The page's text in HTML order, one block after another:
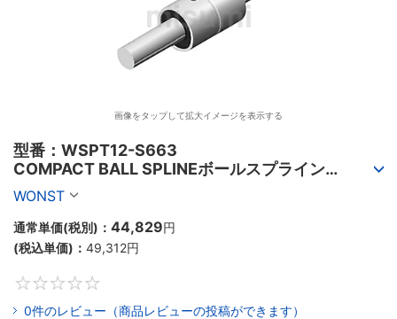
画像をタップして拡大イメージを表示する
型番：WSPT12-S663
COMPACT BALL SPLINEボールスプライン
（WSPTシリーズ）
WONST
通常単価(税別)： 44,829円
(税込単価)： 49,312円
0件のレビュー（商品レビューの投稿ができます）